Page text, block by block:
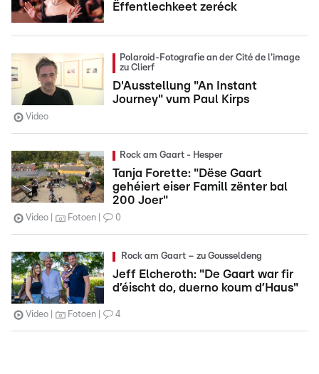
Ëffentlechkeet zeréck
Polaroid-Fotografie an der Cité de l'image
zu Clierf
D'Ausstellung "An Instant
Journey" vum Paul Kirps
Video
Rock am Gaart - Hesper
Tanja Forette: "Dëse Gaart
gehéiert eiser Famill zënter bal
200 Joer"
Video Fotoen 0
Rock am Gaart – zu Gousseldeng
Jeff Elcheroth: "De Gaart war fir
d’éischt do, duerno koum d’Haus"
Video Fotoen 4